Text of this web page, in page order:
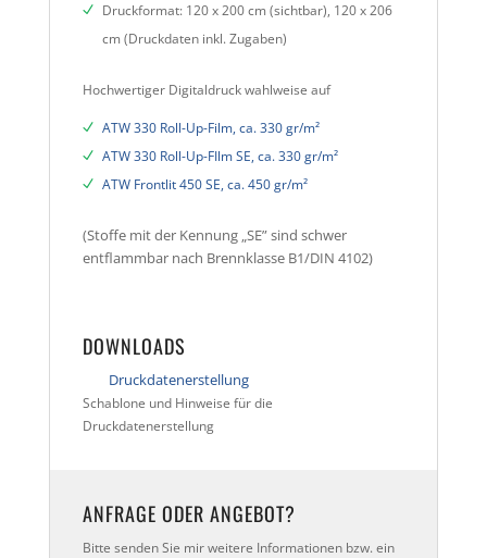
Druckformat: 120 x 200 cm (sichtbar), 120 x 206
cm (Druckdaten inkl. Zugaben)
Hochwertiger Digitaldruck wahlweise auf
ATW 330 Roll-Up-Film, ca. 330 gr/m²
ATW 330 Roll-Up-FIlm SE, ca. 330 gr/m²
ATW Frontlit 450 SE, ca. 450 gr/m²
(Stoffe mit der Kennung „SE” sind schwer
entflammbar nach Brennklasse B1/DIN 4102)
DOWNLOADS
Druckdatenerstellung
Schablone und Hinweise für die
Druckdatenerstellung
ANFRAGE ODER ANGEBOT?
Bitte senden Sie mir weitere Informationen bzw. ein